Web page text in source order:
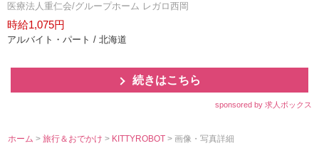
医療法人重仁会/グループホーム レガロ西岡
時給1,075円
アルバイト・パート / 北海道
続きはこちら
sponsored by 求人ボックス
ホーム >旅行＆おでかけ> KITTYROBOT> 画像・写真詳細